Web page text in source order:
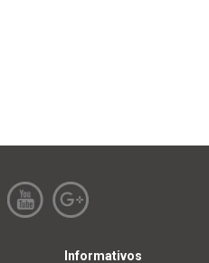
Informativos